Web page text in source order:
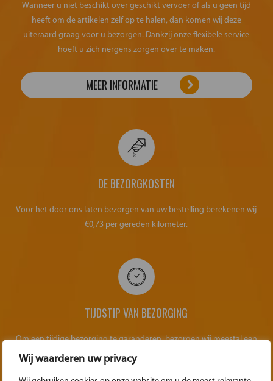
Wij waarderen uw privacy
Wanneer u niet beschikt over geschikt vervoer of als u geen tijd
heeft om de artikelen zelf op te halen, dan komen wij deze
uiteraard graag voor u bezorgen. Dankzij onze flexibele service
hoeft u zich nergens zorgen over te maken.
MEER INFORMATIE
DE BEZORGKOSTEN
Voor het door ons laten bezorgen van uw bestelling berekenen wij
€0,73 per gereden kilometer.
TIJDSTIP VAN BEZORGING
Om een tijdige bezorging te garanderen, bezorgen wij meestal een
dag van tevoren.